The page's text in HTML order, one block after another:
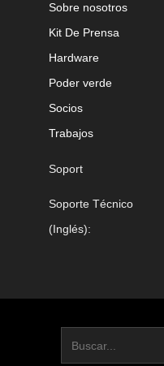
Sobre nosotros
Kit De Prensa
Hardware
Poder verde
Socios
Trabajos
Soport
Soporte Técnico
(Inglés):